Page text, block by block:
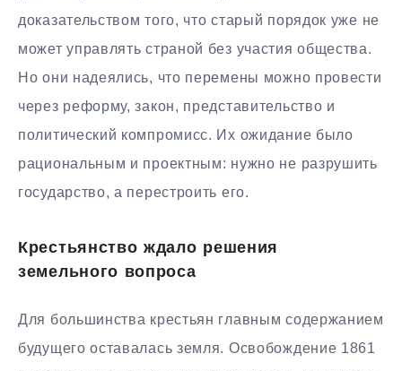
доказательством того, что старый порядок уже не
может управлять страной без участия общества.
Но они надеялись, что перемены можно провести
через реформу, закон, представительство и
политический компромисс. Их ожидание было
рациональным и проектным: нужно не разрушить
государство, а перестроить его.
Крестьянство ждало решения
земельного вопроса
Для большинства крестьян главным содержанием
будущего оставалась земля. Освобождение 1861